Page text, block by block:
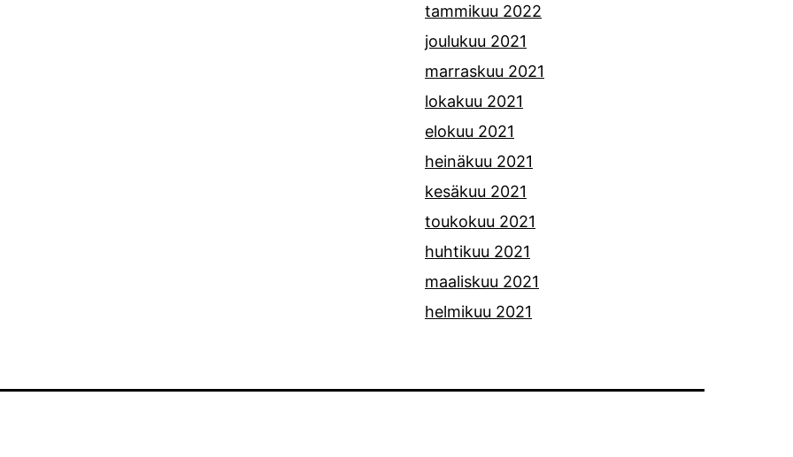
tammikuu 2022
joulukuu 2021
marraskuu 2021
lokakuu 2021
elokuu 2021
heinäkuu 2021
kesäkuu 2021
toukokuu 2021
huhtikuu 2021
maaliskuu 2021
helmikuu 2021